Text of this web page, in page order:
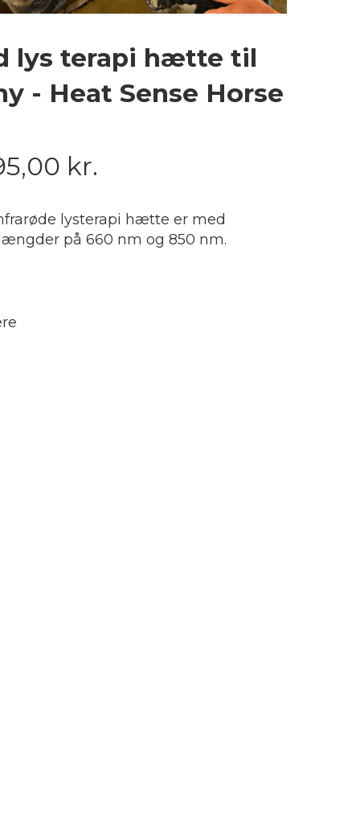
lys terapi hætte til
- Heat Sense Horse
kr.
lysterapi hætte er med
på 660 nm og 850 nm.